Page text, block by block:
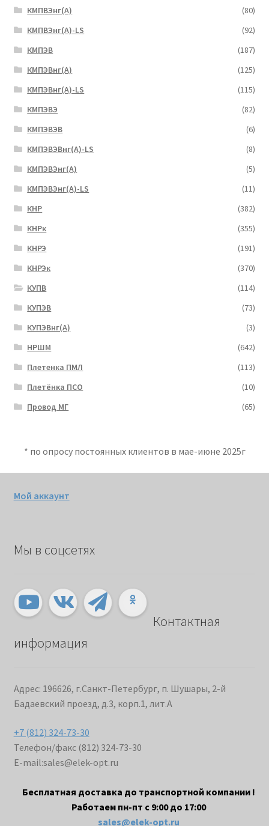
КМПВЭнг(А)
(80)
КМПВЭнг(А)-LS
(92)
КМПЭВ
(187)
КМПЭВнг(А)
(125)
КМПЭВнг(А)-LS
(115)
КМПЭВЭ
(82)
КМПЭВЭВ
(6)
КМПЭВЭВнг(А)-LS
(8)
КМПЭВЭнг(А)
(5)
КМПЭВЭнг(А)-LS
(11)
КНР
(382)
КНРк
(355)
КНРЭ
(191)
КНРЭк
(370)
КУПВ
(114)
КУПЭВ
(73)
КУПЭВнг(А)
(3)
НРШМ
(642)
Плетенка ПМЛ
(113)
Плетёнка ПСО
(10)
Провод МГ
(65)
* по опросу постоянных клиентов в мае-июне 2025г
Мой аккаунт
Мы в соцсетях
Контактная
информация
Адрес: 196626, г.Санкт-Петербург, п. Шушары, 2-й
Бадаевский проезд, д.3, корп.1, лит.А
+7 (812) 324-73-30
Телефон/факс (812) 324-73-30
E-mail:sales@elek-opt.ru
Бесплатная доставка до транспортной компании !
Работаем пн-пт с 9:00 до 17:00
sales@elek-opt.ru